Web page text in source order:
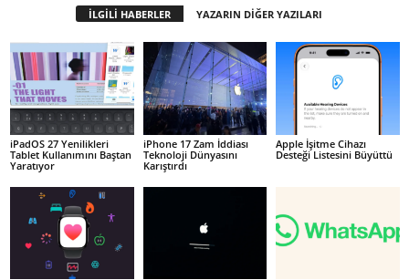
İLGİLİ HABERLER YAZARIN DİĞER YAZILARI
iPadOS 27 Yenilikleri
Tablet Kullanımını Baştan
Yaratıyor
iPhone 17 Zam İddiası
Teknoloji Dünyasını
Karıştırdı
Apple İşitme Cihazı
Desteği Listesini Büyüttü